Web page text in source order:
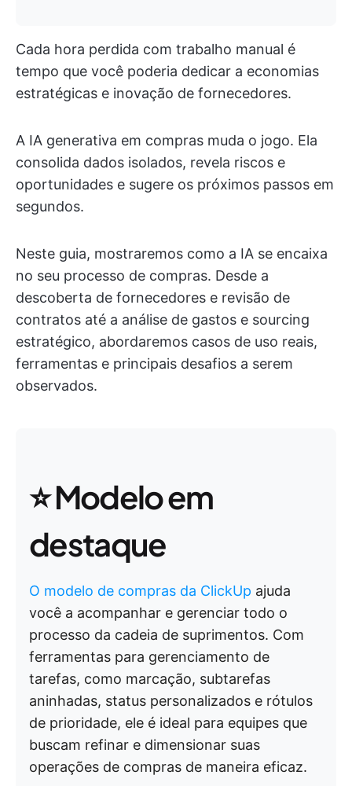
Cada hora perdida com trabalho manual é
tempo que você poderia dedicar a economias
estratégicas e inovação de fornecedores.
A IA generativa em compras muda o jogo. Ela
consolida dados isolados, revela riscos e
oportunidades e sugere os próximos passos em
segundos.
Neste guia, mostraremos como a IA se encaixa
no seu processo de compras. Desde a
descoberta de fornecedores e revisão de
contratos até a análise de gastos e sourcing
estratégico, abordaremos casos de uso reais,
ferramentas e principais desafios a serem
observados.
⭐️ Modelo em
destaque
O modelo de compras da ClickUp ajuda
você a acompanhar e gerenciar todo o
processo da cadeia de suprimentos. Com
ferramentas para gerenciamento de
tarefas, como marcação, subtarefas
aninhadas, status personalizados e rótulos
de prioridade, ele é ideal para equipes que
buscam refinar e dimensionar suas
operações de compras de maneira eficaz.